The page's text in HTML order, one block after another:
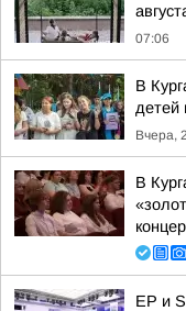
07:06
В
Вчера,
В
ЕР и